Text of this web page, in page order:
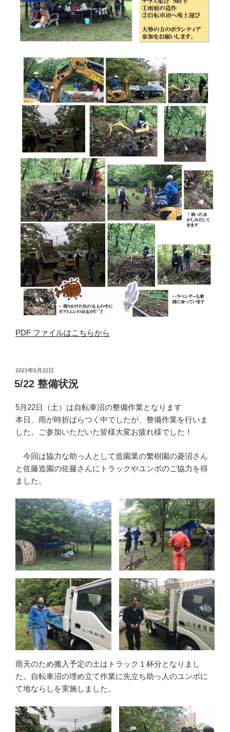
PDF ファイルはこちらから
投
稿
日:
2021年5月22日
5/22 整備状況
5月22日（土）は自転車沼の整備作業となります
本日、雨が時折ぱらつく中でしたが、整備作業を行いま
した。ご参加いただいた皆様大変お疲れ様でした！
今回は協力な助っ人として造園業の繁樹園の菱沼さん
と佐藤造園の佐藤さんにトラックやユンボのご協力を得
ました。
雨天のため搬入予定の土はトラック１杯分となりまし
た。自転車沼の埋め立て作業に先立ち助っ人のユンボに
て地ならしを実施しました。